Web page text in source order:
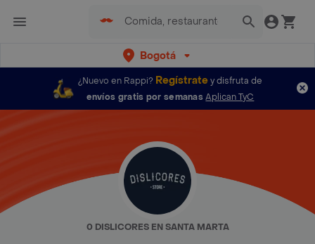
Bogotá
¿Nuevo en Rappi? Regístratey disfruta de
envíos gratis por semanas Aplican TyC
0 DISLICORES EN SANTA MARTA